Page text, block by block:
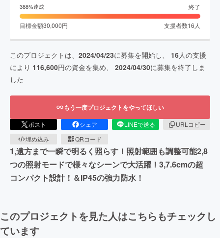
388%達成 終了
目標金額30,000円 支援者数16 人
このプロジェクトは、 2024/04/23に募集を開始し、 16人の支援
により 116,600円の資金を集め、 2024/04/30に募集を終了しま
した
もう一度プロジェクトをやってほしい
ポスト シェア LINEで送る
URLコピー
埋め込み
QRコード
1,遠方まで一瞬で明るく照らす！照射範囲も調整可能2,8
つの照射モードで様々なシーンで大活躍！3,7.6cmの超
コンパクト設計！＆IP45の強力防水！
このプロジェクトを見た人はこちらもチェックし
ています